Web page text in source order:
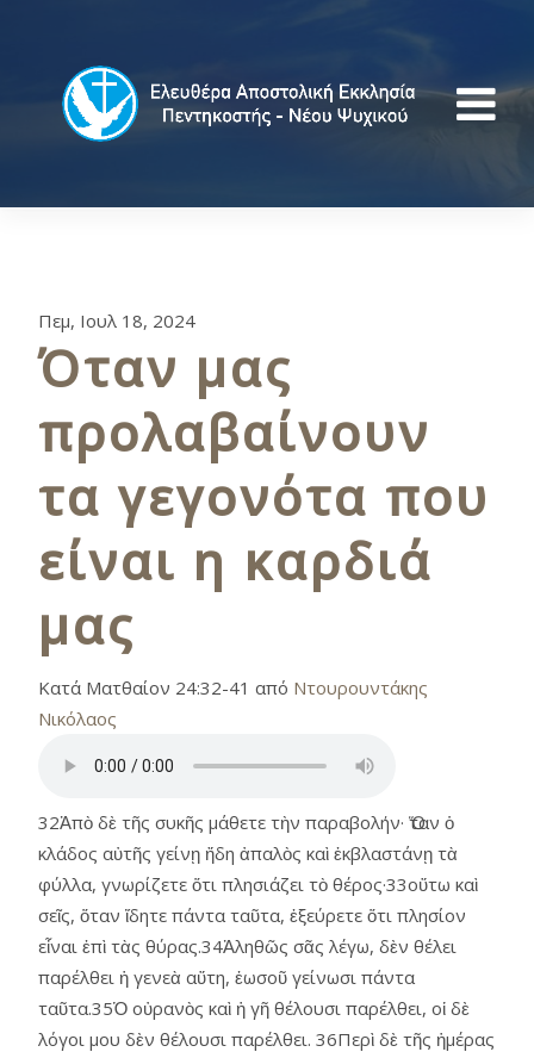
Πεμ, Ιουλ 18, 2024
Όταν μας
προλαβαίνουν
τα γεγονότα που
είναι η καρδιά
μας
Κατά Ματθαίον 24:32-41 από Ντουρουντάκης
Νικόλαος
32Ἀπὸ δὲ τῆς συκῆς μάθετε τὴν παραβολήν· Ὅταν ὁ
κλάδος αὐτῆς γείνῃ ἤδη ἀπαλὸς καὶ ἐκβλαστάνῃ τὰ
φύλλα, γνωρίζετε ὅτι πλησιάζει τὸ θέρος·33οὕτω καὶ
σεῖς, ὅταν ἴδητε πάντα ταῦτα, ἐξεύρετε ὅτι πλησίον
εἶναι ἐπὶ τὰς θύρας.34Ἀληθῶς σᾶς λέγω, δὲν θέλει
παρέλθει ἡ γενεὰ αὕτη, ἑωσοῦ γείνωσι πάντα
ταῦτα.35Ὁ οὐρανὸς καὶ ἡ γῆ θέλουσι παρέλθει, οἱ δὲ
λόγοι μου δὲν θέλουσι παρέλθει. 36Περὶ δὲ τῆς ἡμέρας